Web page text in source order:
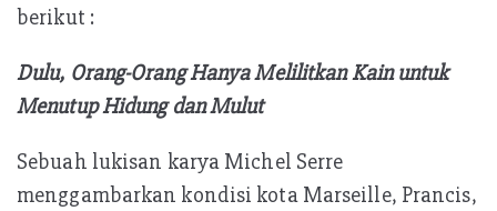
berikut :
Dulu, Orang-Orang Hanya Melilitkan Kain untuk
Menutup Hidung dan Mulut
Sebuah lukisan karya Michel Serre
menggambarkan kondisi kota Marseille, Prancis,